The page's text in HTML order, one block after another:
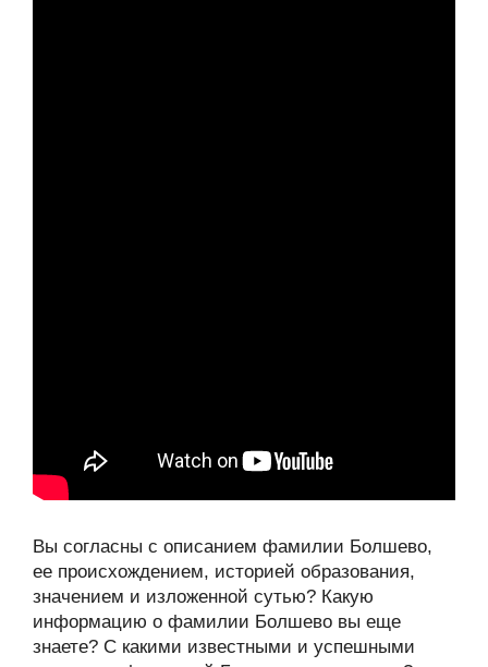
Вы согласны с описанием фамилии Болшево,
ее происхождением, историей образования,
значением и изложенной сутью? Какую
информацию о фамилии Болшево вы еще
знаете? С какими известными и успешными